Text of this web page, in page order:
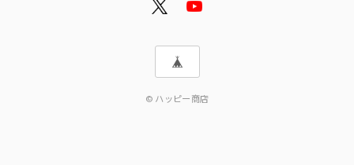
© ハッピー商店